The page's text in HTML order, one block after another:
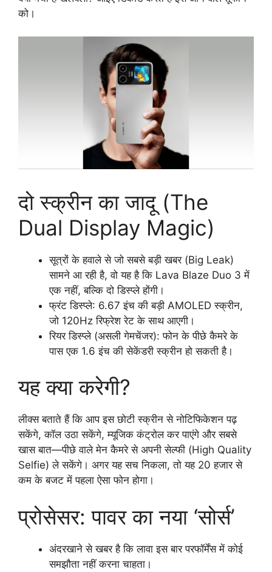
को।
दो स्क्रीन का जादू (The
Dual Display Magic)
सूत्रों के हवाले से जो सबसे बड़ी खबर (Big Leak)
सामने आ रही है, वो यह है कि Lava Blaze Duo 3 में
एक नहीं, बल्कि दो डिस्प्ले होंगी।
फ्रंट डिस्प्ले: 6.67 इंच की बड़ी AMOLED स्क्रीन,
जो 120Hz रिफ्रेश रेट के साथ आएगी।
रियर डिस्प्ले (असली गेमचेंजर): फोन के पीछे कैमरे के
पास एक 1.6 इंच की सेकेंडरी स्क्रीन हो सकती है।
यह क्या करेगी?
लीक्स बताते हैं कि आप इस छोटी स्क्रीन से नोटिफिकेशन पढ़
सकेंगे, कॉल उठा सकेंगे, म्यूजिक कंट्रोल कर पाएंगे और सबसे
खास बात—पीछे वाले मेन कैमरे से अपनी सेल्फी (High Quality
Selfie) ले सकेंगे। अगर यह सच निकला, तो यह 20 हजार से
कम के बजट में पहला ऐसा फोन होगा।
प्रोसेसर: पावर का नया ‘सोर्स’
अंदरखाने से खबर है कि लावा इस बार परफॉर्मेंस में कोई
समझौता नहीं करना चाहता।